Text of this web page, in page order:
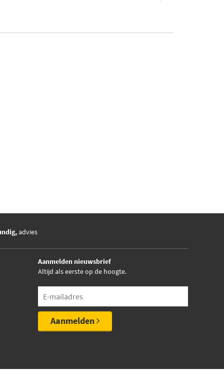
advies
Aanmelden nieuwsbrief
Altijd als eerste op de hoogte.
Aanmelden